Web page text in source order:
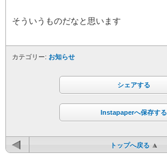
そういうものだなと思います
カテゴリー: お知らせ
シェアする
Instapaperへ保存する
トップへ戻る